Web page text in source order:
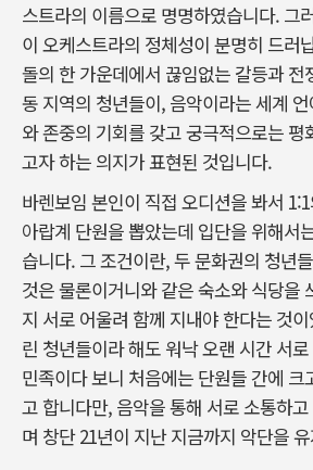
스트라의 이름으로 명명하였습니다. 그
이 오케스트라의 정체성이 분명히 드러
돌의 한 가운데에서 끊임없는 갈등과 전
동 지역의 청년들이, 음악이라는 세계
와 존중의 기회를 갖고 궁극적으로는
고자 하는 의지가 표현된 것입니다.
바렌보임 본인이 직접 오디션을 봐서
아랍계 단원을 뽑았는데 입단을 위해서
습니다. 그 조건이란, 두 문화권의 청년
것은 물론이거니와 같은 숙소와 식당을
지 서로 어울려 함께 지내야 한다는 것
린 청년들이라 해도 워낙 오랜 시간 서
민족이다 보니 처음에는 단원들 간에
고 합니다만, 음악을 통해 서로 소통하
며 창단 21년이 지난 지금까지 악단을